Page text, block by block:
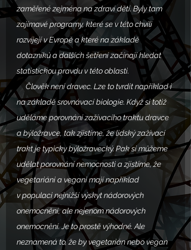
zaměřené zejména na zdraví dětí. Byly tam
zajímavé programy, které se v této chvíli
rozvíjejí v Evropě a které na základě
dotazníků a dalších šetření začínají hledat
statistickou pravdu v této oblasti.
     Člověk není dravec. Lze to tvrdit například i
na základě srovnávací biologie. Když si totiž
uděláme porovnání zažívacího traktu dravce
a býložravce, tak zjistíme, že lidský zažívací
trakt je typicky býložravecký. Pak si můžeme
udělat porovnání nemocnosti a zjistíme, že
vegetariáni a vegani mají například
v populaci nejnižší výskyt nádorových
onemocnění, ale nejenom nádorových
onemocnění. Je to prostě výhodné. Ale
neznamená to, že by vegetarián nebo vegan